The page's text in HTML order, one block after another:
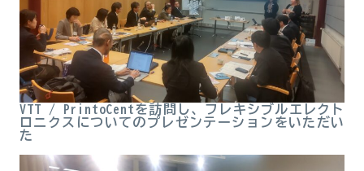
VTT / PrintoCentを訪問し、フレキシブルエレクト
ロニクスについてのプレゼンテーションをいただい
た